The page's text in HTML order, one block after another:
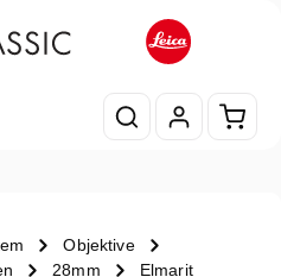
Objektive
28mm Elmarit